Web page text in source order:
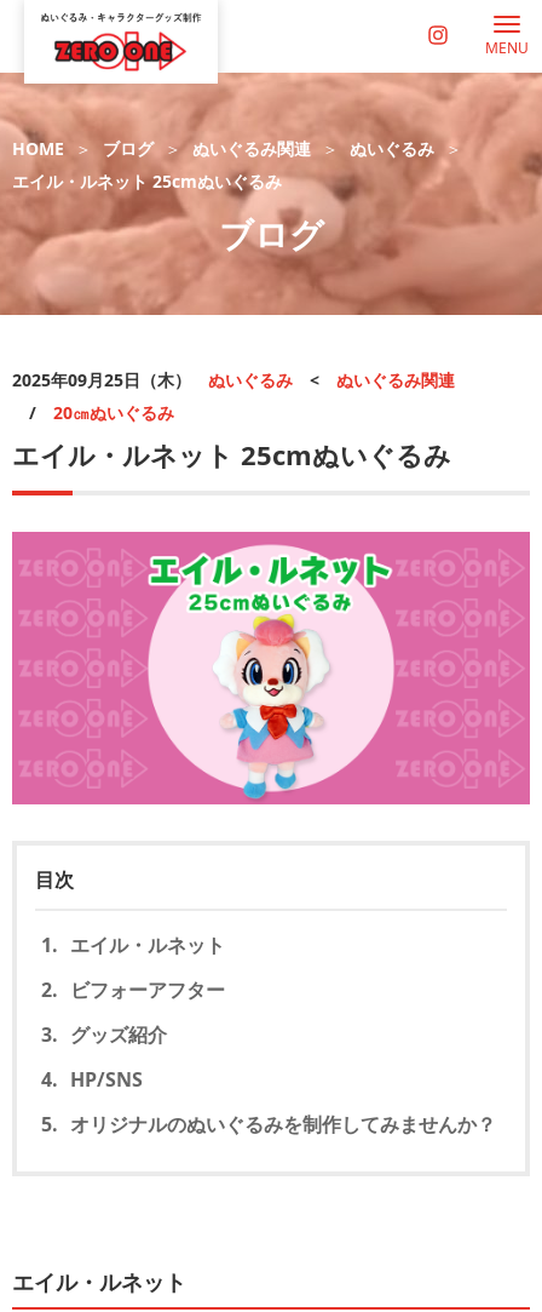
MENU
HOME ブログ ぬいぐるみ関連
ぬいぐるみ
エイル・ルネット 25cmぬいぐるみ
ブログ
2025年09月25日（木） ぬいぐるみ < ぬいぐるみ関連
/ 20㎝ぬいぐるみ
エイル・ルネット 25cmぬいぐるみ
目次
エイル・ルネット
ビフォーアフター
グッズ紹介
HP/SNS
オリジナルのぬいぐるみを制作してみませんか？
エイル・ルネット